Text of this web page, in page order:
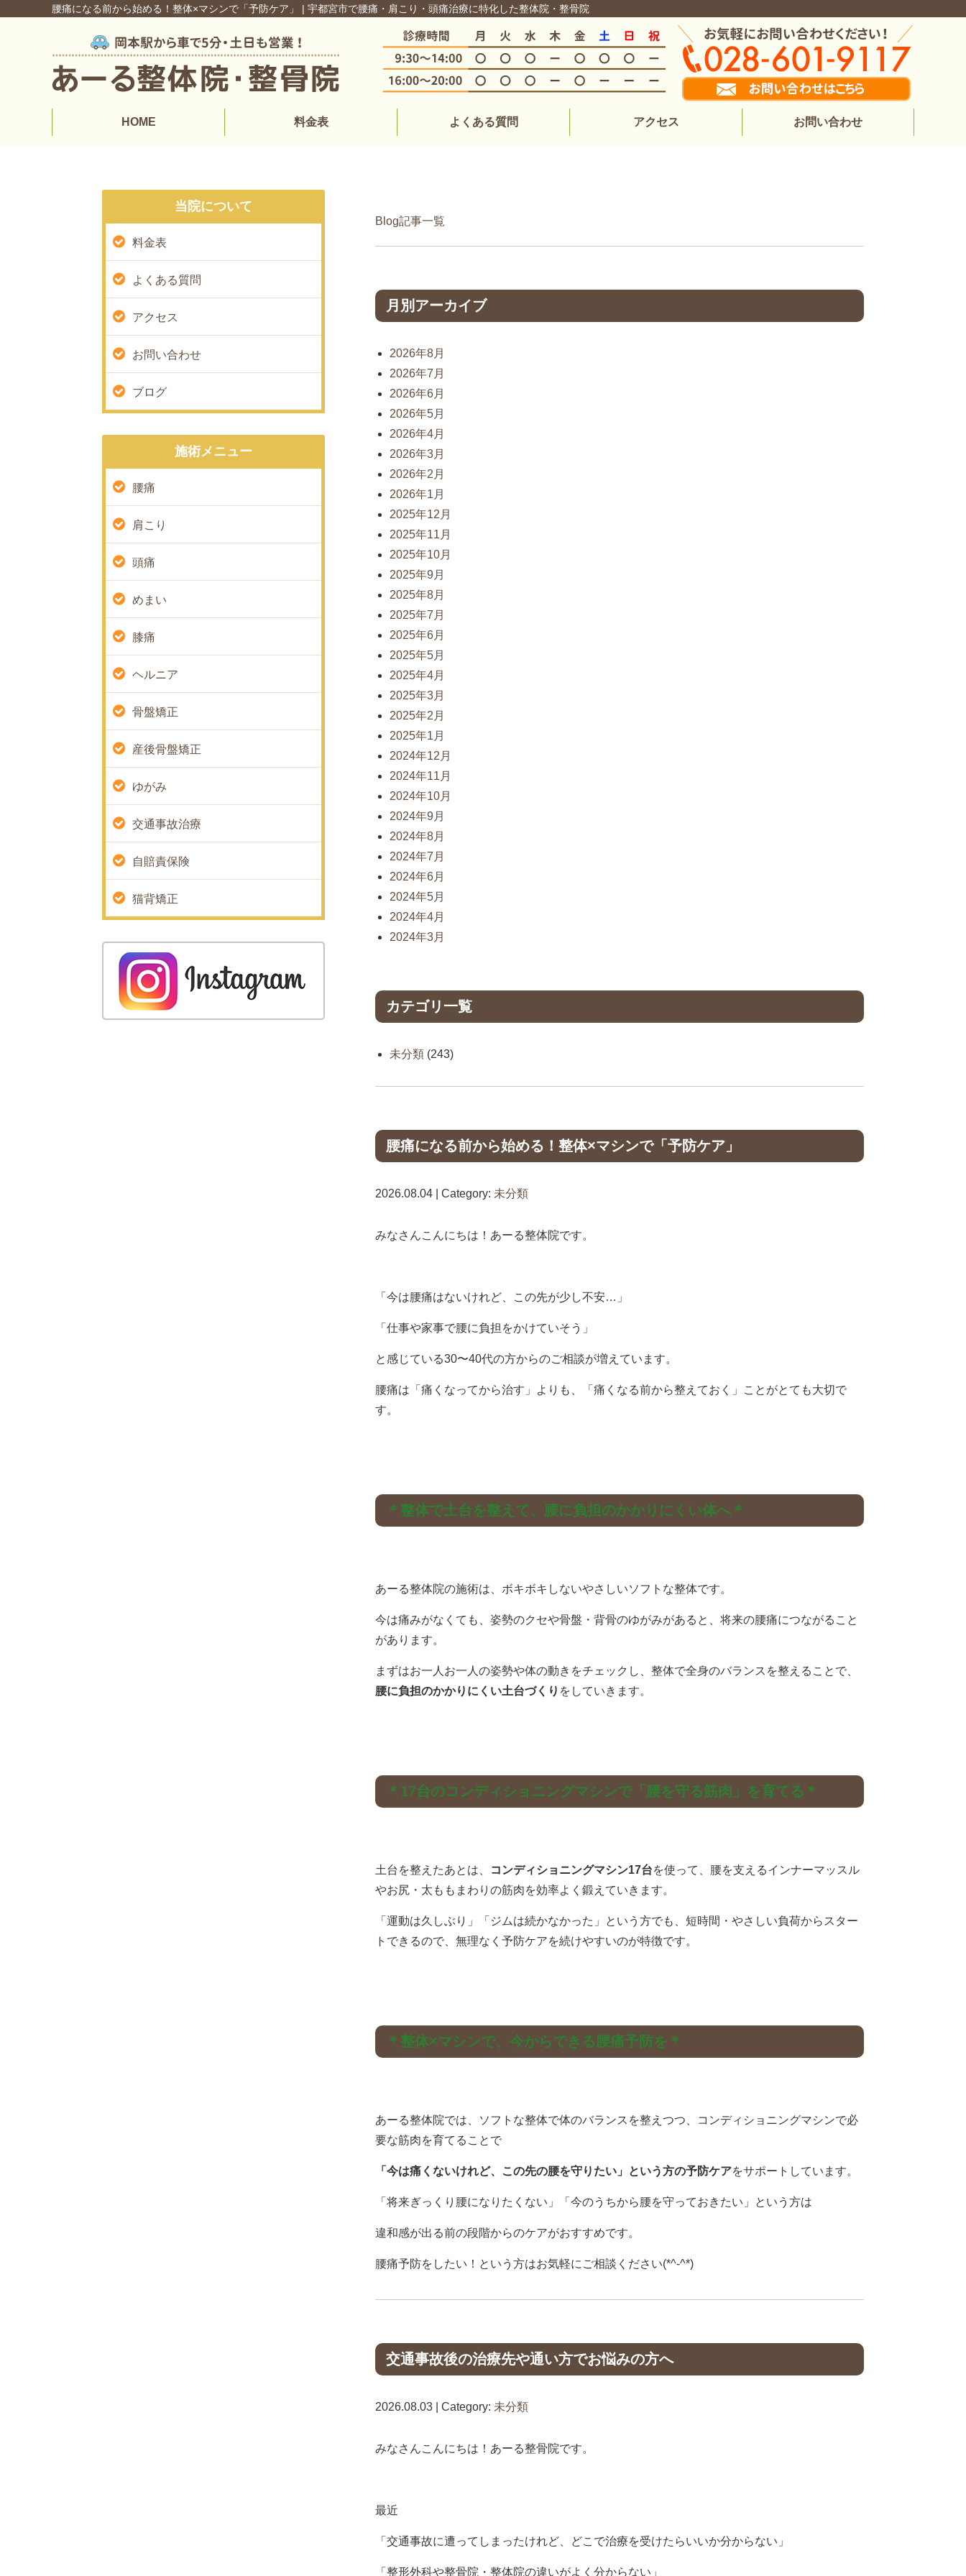
腰痛になる前から始める！整体×マシンで「予防ケア」 | 宇都宮市で腰痛・肩こり・頭痛治療に特化した整体院・整骨院
HOME 料金表 よくある質問 アクセス お問い合わせ
Blog記事一覧
月別アーカイブ
2026年8月
2026年7月
2026年6月
2026年5月
2026年4月
2026年3月
2026年2月
2026年1月
2025年12月
2025年11月
2025年10月
2025年9月
2025年8月
2025年7月
2025年6月
2025年5月
2025年4月
2025年3月
2025年2月
2025年1月
2024年12月
2024年11月
2024年10月
2024年9月
2024年8月
2024年7月
2024年6月
2024年5月
2024年4月
2024年3月
カテゴリ一覧
未分類 (243)
腰痛になる前から始める！整体×マシンで「予防ケア」
2026.08.04 | Category: 未分類
みなさんこんにちは！あーる整体院です。
「今は腰痛はないけれど、この先が少し不安…」
「仕事や家事で腰に負担をかけていそう」
と感じている30〜40代の方からのご相談が増えています。
腰痛は「痛くなってから治す」よりも、「痛くなる前から整えておく」ことがとても大切で
す。
＊整体で土台を整えて、腰に負担のかかりにくい体へ＊
あーる整体院の施術は、ボキボキしないやさしいソフトな整体です。
今は痛みがなくても、姿勢のクセや骨盤・背骨のゆがみがあると、将来の腰痛につながること
があります。
まずはお一人お一人の姿勢や体の動きをチェックし、整体で全身のバランスを整えることで、
腰に負担のかかりにくい土台づくり をしていきます。
＊17台のコンディショニングマシンで「腰を守る筋肉」を育てる＊
土台を整えたあとは、 コンディショニングマシン17台を使って、腰を支えるインナーマッスル
やお尻・太ももまわりの筋肉を効率よく鍛えていきます。
「運動は久しぶり」「ジムは続かなかった」という方でも、短時間・やさしい負荷からスター
トできるので、無理なく予防ケアを続けやすいのが特徴です。
＊整体×マシンで、今からできる腰痛予防を＊
あーる整体院では、ソフトな整体で体のバランスを整えつつ、コンディショニングマシンで必
要な筋肉を育てることで
「今は痛くないけれど、この先の腰を守りたい」という方の予防ケアをサポートしています。
「将来ぎっくり腰になりたくない」「今のうちから腰を守っておきたい」という方は
違和感が出る前の段階からのケアがおすすめです。
腰痛予防をしたい！という方はお気軽にご相談ください(*^-^*)
交通事故後の治療先や通い方でお悩みの方へ
2026.08.03 | Category: 未分類
みなさんこんにちは！あーる整骨院です。
最近
「交通事故に遭ってしまったけれど、どこで治療を受けたらいいか分からない」
「整形外科や整骨院・整体院の違いがよく分からない」
当院について
料金表
よくある質問
アクセス
お問い合わせ
ブログ
施術メニュー
腰痛
肩こり
頭痛
めまい
膝痛
ヘルニア
骨盤矯正
産後骨盤矯正
ゆがみ
交通事故治療
自賠責保険
猫背矯正